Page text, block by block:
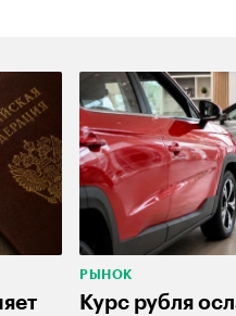
РЫНОК
Курс рубля